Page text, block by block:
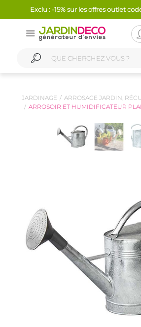
Exclu : -15% sur les offres outlet
JARDINAGE
ARROSAGE JARDIN,
ARROSOIR ET HUMIDIFICATEUR